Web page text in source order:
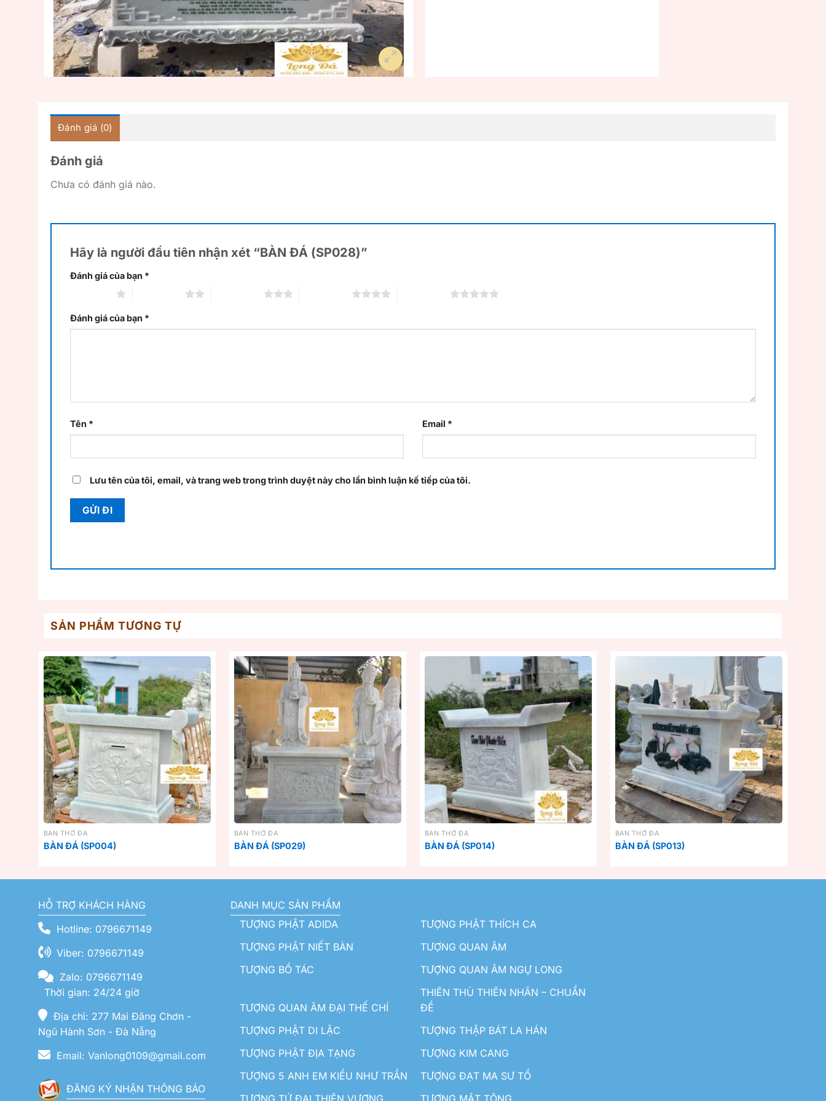
Đánh giá (0)
Đánh giá
Chưa có đánh giá nào.
Hãy là người đầu tiên nhận xét “BÀN ĐÁ (SP028)”
Đánh giá của bạn *
Đánh giá của bạn *
Tên * Email *
Lưu tên của tôi, email, và trang web trong trình duyệt này cho lần bình luận kế tiếp của tôi.
SẢN PHẨM TƯƠNG TỰ
BÀN THỜ ĐÁ
BÀN ĐÁ (SP004)
BÀN THỜ ĐÁ
BÀN ĐÁ (SP029)
BÀN THỜ ĐÁ
BÀN ĐÁ (SP014)
BÀN THỜ ĐÁ
BÀN ĐÁ (SP013)
HỖ TRỢ KHÁCH HÀNG
Hotline: 0796671149
Viber: 0796671149
Zalo: 0796671149
Thời gian: 24/24 giờ
Địa chỉ: 277 Mai Đăng Chơn -
Ngũ Hành Sơn - Đà Nẵng
Email: Vanlong0109@gmail.com
ĐĂNG KÝ NHẬN THÔNG BÁO
DANH MỤC SẢN PHẨM
TƯỢNG PHẬT ADIDA
TƯỢNG PHẬT THÍCH CA
TƯỢNG PHẬT NIẾT BÀN
TƯỢNG QUAN ÂM
TƯỢNG BỒ TÁC
TƯỢNG QUAN ÂM NGỰ LONG
TƯỢNG QUAN ÂM ĐẠI THẾ CHÍ
THIÊN THỦ THIÊN NHÃN – CHUẨN
ĐỀ
TƯỢNG PHẬT DI LẶC
TƯỢNG THẬP BÁT LA HÁN
TƯỢNG PHẬT ĐỊA TẠNG
TƯỢNG KIM CANG
TƯỢNG 5 ANH EM KIỀU NHƯ TRẦN
TƯỢNG ĐẠT MA SƯ TỔ
TƯỢNG TỨ ĐẠI THIÊN VƯƠNG
TƯỢNG MẬT TÔNG